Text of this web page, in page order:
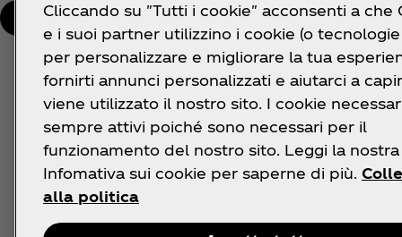
Condividi
Meno zucchero, più scelta
Cliccando su "Tutti i cookie" acconsenti a che
e i suoi partner utilizzino i cookie (o
per personalizzare e migliorare la tua
fornirti annunci personalizzati e aiutarci a
viene utilizzato il nostro sito. I cookie
sempre attivi poiché sono necessari per il
funzionamento del nostro sito. Leggi la nostra
Infomativa sui cookie per saperne di più.
alla politica